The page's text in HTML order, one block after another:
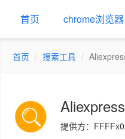
首页 chrome浏览器
首页 搜索工具
提供方：